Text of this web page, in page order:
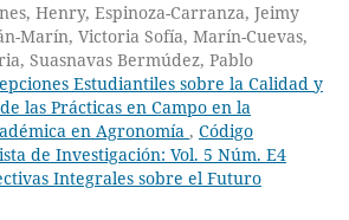
Henry, Espinoza-Carranza, Jeimy
Marín, Victoria Sofía, Marín-Cuevas,
Suasnavas Bermúdez, Pablo
Estudiantiles sobre la Calidad y
las Prácticas en Campo en la
en Agronomía , Código
de Investigación: Vol. 5 Núm. E4
Integrales sobre el Futuro